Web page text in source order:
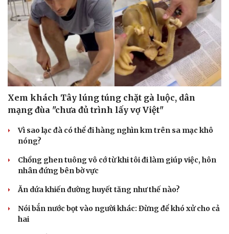
Doanh nghiệp
Thông tin doanh nghiệp
Doanh nghiệp 24h
Doanh nhân
Vì cộng đồng
Công nghệ
Sành điệu
Tin Công nghệ
Trải nghiệm
Chuyển đổi số
Xem khách Tây lúng túng chặt gà luộc, dân
mạng đùa "chưa đủ trình lấy vợ Việt"
Vì sao lạc đà có thể đi hàng nghìn km trên sa mạc khô
nóng?
Chồng ghen tuông vô cớ từ khi tôi đi làm giúp việc, hôn
nhân đứng bên bờ vực
Ăn dứa khiến đường huyết tăng như thế nào?
Nói bắn nước bọt vào người khác: Đừng để khó xử cho cả
hai